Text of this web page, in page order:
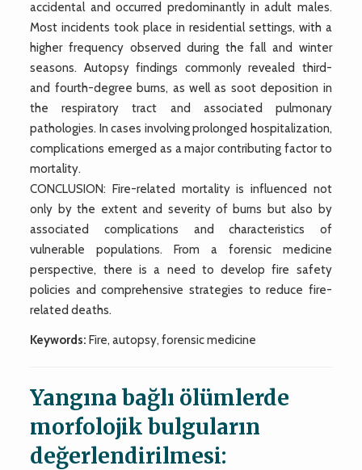
accidental and occurred predominantly in adult males.
Most incidents took place in residential settings, with a
higher frequency observed during the fall and winter
seasons. Autopsy findings commonly revealed third-
and fourth-degree burns, as well as soot deposition in
the respiratory tract and associated pulmonary
pathologies. In cases involving prolonged hospitalization,
complications emerged as a major contributing factor to
mortality.
CONCLUSION: Fire-related mortality is influenced not
only by the extent and severity of burns but also by
associated complications and characteristics of
vulnerable populations. From a forensic medicine
perspective, there is a need to develop fire safety
policies and comprehensive strategies to reduce fire-
related deaths.
Keywords: Fire, autopsy, forensic medicine
Yangına bağlı ölümlerde
morfolojik bulguların
değerlendirilmesi: